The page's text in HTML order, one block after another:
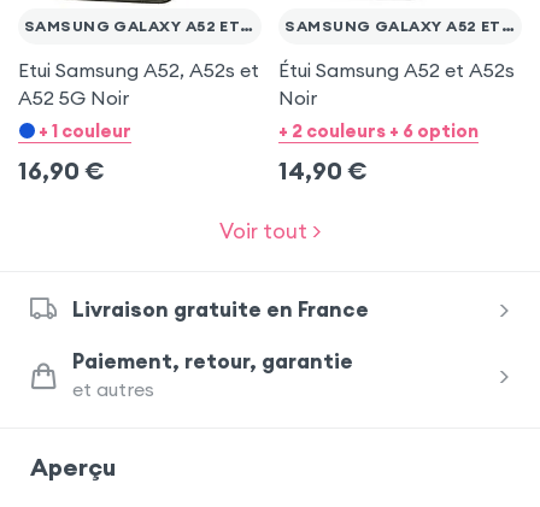
SAMSUNG GALAXY A52 ET A52 5G
Etui Samsung A52, A52s et
A52 5G Noir
+ 1 couleur
16,90 €
SAMSUNG GALAXY A52 ET A52 5G
Étui Samsung A52 et A52s
Noir
+ 2 couleurs + 6 option
14,90 €
Voir tout >
Livraison gratuite en France
Paiement, retour, garantie
et autres
Aperçu